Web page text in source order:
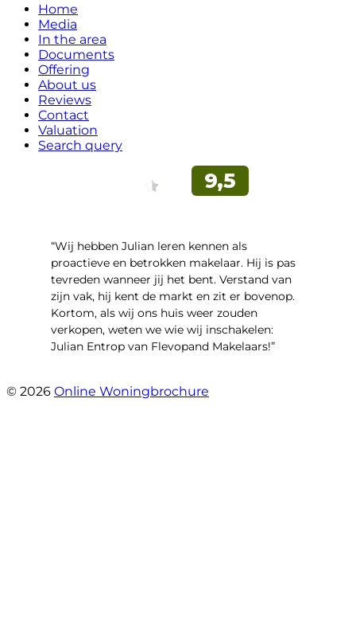
Home
Media
In the area
Documents
Offering
About us
Reviews
Contact
Valuation
Search query
“Wij hebben Julian leren kennen als
proactieve en betrokken makelaar. Hij is pas
tevreden wanneer jij het bent. Verstand van
zijn vak, hij kent de markt en zit er bovenop.
Kortom, als wij ons huis weer zouden
verkopen, weten we wie wij inschakelen:
Julian Entrop van Flevopand Makelaars!”
© 2026 Online Woningbrochure